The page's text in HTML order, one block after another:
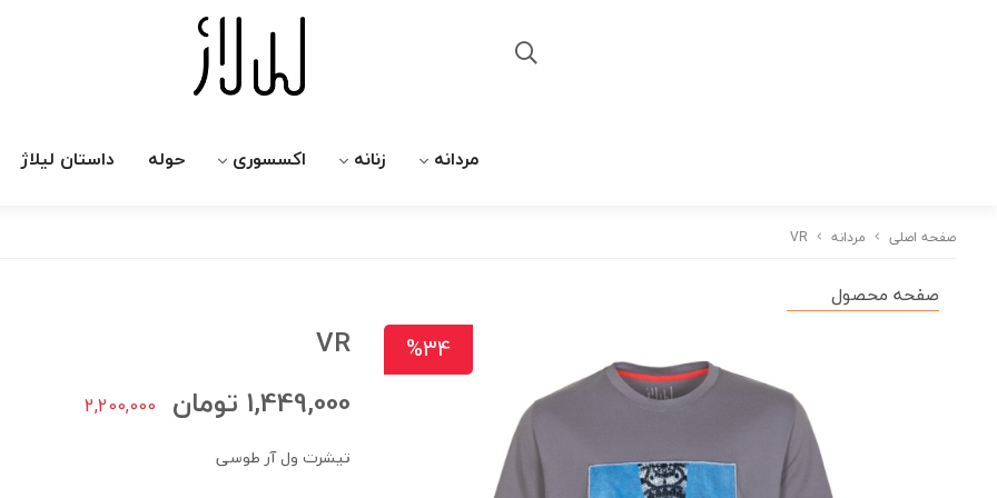
مردانه زنانه اکسسوری حوله داستان لیلاژ
صفحه اصلی مردانه
صفحه محصول
%34
VR
1,449,000 تومان 2,200,000
تیشرت ول آر طوسی